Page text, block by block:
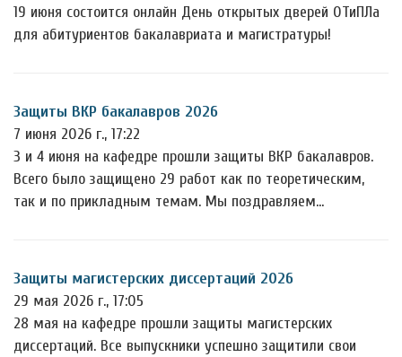
19 июня состоится онлайн День открытых дверей ОТиПЛа
для абитуриентов бакалавриата и магистратуры!
Защиты ВКР бакалавров 2026
7 июня 2026 г., 17:22
3 и 4 июня на кафедре прошли защиты ВКР бакалавров.
Всего было защищено 29 работ как по теоретическим,
так и по прикладным темам. Мы поздравляем…
Защиты магистерских диссертаций 2026
29 мая 2026 г., 17:05
28 мая на кафедре прошли защиты магистерских
диссертаций. Все выпускники успешно защитили свои